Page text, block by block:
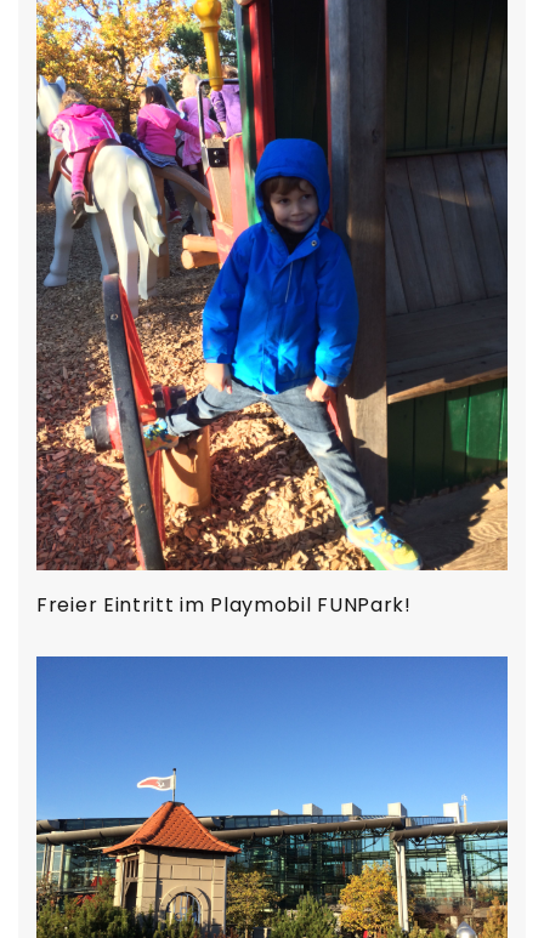
Freier Eintritt im Playmobil FUNPark!